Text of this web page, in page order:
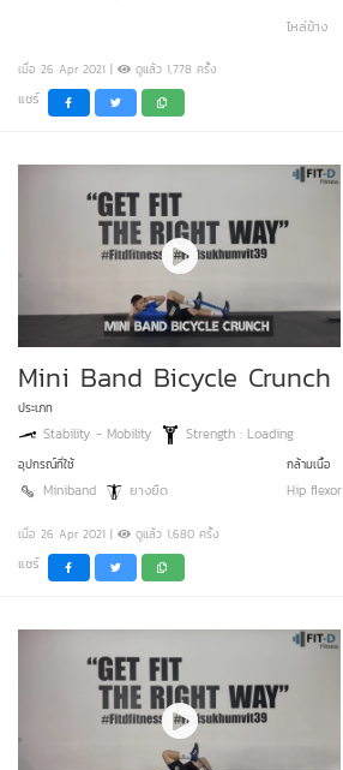
ไหล่ข้าง
เมื่อ 26 Apr 2021 | ดูแล้ว 1,778 ครั้ง
แชร์
Mini Band Bicycle Crunch
ประเภท
Stability - Mobility Strength : Loading
อุปกรณ์ที่ใช้
Miniband ยางยืด
กล้ามเนื้อ
Hip flexor
เมื่อ 26 Apr 2021 | ดูแล้ว 1,680 ครั้ง
แชร์